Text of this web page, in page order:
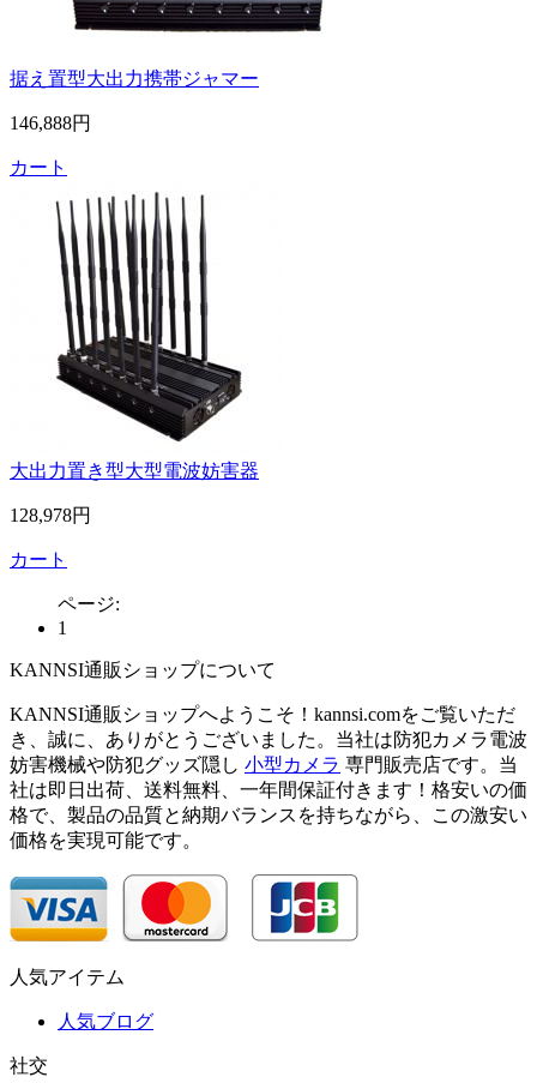
据え置型大出力携帯ジャマー
146,888円
カート
大出力置き型大型電波妨害器
128,978円
カート
ページ:
1
KANNSI通販ショップについて
KANNSI通販ショップへようこそ！kannsi.comをご覧いただ
き、誠に、ありがとうございました。当社は防犯カメラ電波
妨害機械や防犯グッズ隠し 小型カメラ 専門販売店です。当
社は即日出荷、送料無料、一年間保証付きます！格安いの価
格で、製品の品質と納期バランスを持ちながら、この激安い
価格を実現可能です。
人気アイテム
人気ブログ
社交